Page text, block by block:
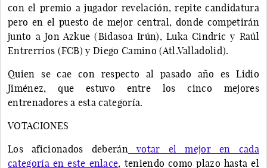
con el premio a jugador revelación, repite candidatura
pero en el puesto de mejor central, donde competirán
junto a Jon Azkue (Bidasoa Irún), Luka Cindric y Raúl
Entrerríos (FCB) y Diego Camino (Atl.Valladolid).
Quien se cae con respecto al pasado año es Lidio
Jiménez, que estuvo entre los cinco mejores
entrenadores a esta categoría.
VOTACIONES
Los aficionados deberán votar el mejor en cada
categoría en este enlace, teniendo como plazo hasta el